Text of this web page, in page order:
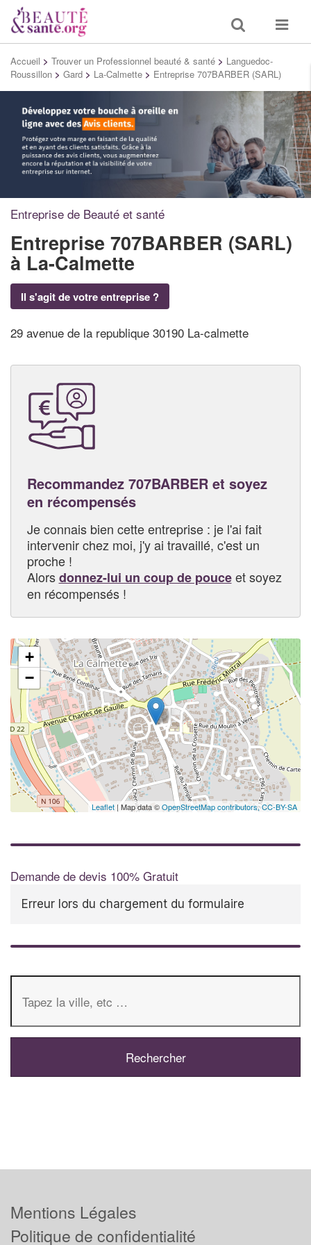
Toggle
search
Toggle
Accueil > Trouver un Professionnel beauté & santé > Languedoc-
Roussillon > Gard > La-Calmette > Entreprise 707BARBER (SARL)
Entreprise de Beauté et santé
Entreprise 707BARBER (SARL)
à La-Calmette
Il s'agit de votre entreprise ?
29 avenue de la republique 30190 La-calmette
Recommandez 707BARBER et soyez
en récompensés
Je connais bien cette entreprise : je l'ai fait
intervenir chez moi, j'y ai travaillé, c'est un
proche !
Alorsdonnez-lui un coup de pouceet soyez
en récompensés !
+
−
Leaflet | Map data ©OpenStreetMap contributors,CC-BY-SA
Demande de devis 100% Gratuit
Erreur lors du chargement du formulaire
Mentions Légales
Politique de confidentialité